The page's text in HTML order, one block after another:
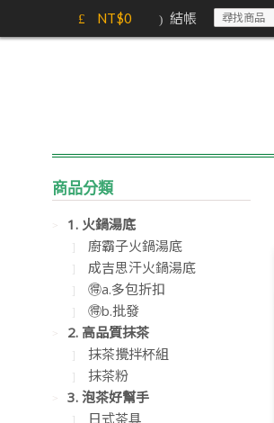
NT$0 結帳
商品分類
1. 火鍋湯底
廚霸子火鍋湯底
成吉思汗火鍋湯底
🉐a.多包折扣
🉐b.批發
2. 高品質抹茶
抹茶攪拌杯組
抹茶粉
3. 泡茶好幫手
日式茶具